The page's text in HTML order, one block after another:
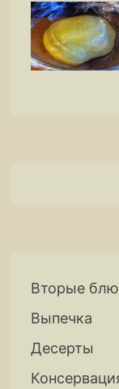
Вторые
Выпечка
Десерты